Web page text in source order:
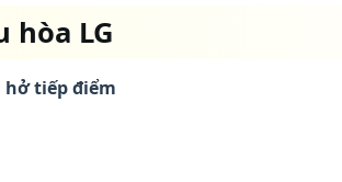
hòa LG
hở tiếp điểm